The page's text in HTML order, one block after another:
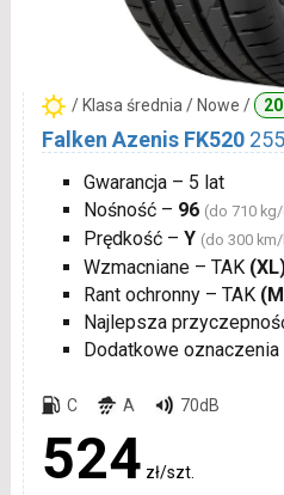
/ Klasa średnia / Nowe /
Falken Azenis FK520
Gwarancja – 5 lat
Nośność – 96 (do 710
Prędkość – Y (do 300
Wzmacniane – TAK
Rant ochronny – TAK
Najlepsza
Dodatkowe oznaczenia
C A 70dB
524 zł/szt.